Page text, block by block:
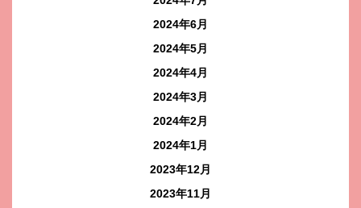
2024年6月
2024年5月
2024年4月
2024年3月
2024年2月
2024年1月
2023年12月
2023年11月